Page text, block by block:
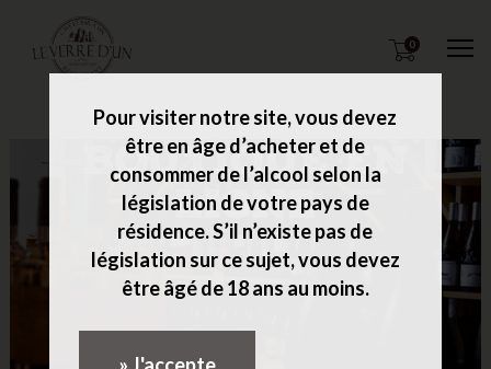
Pour visiter notre site, vous devez
être en âge d’acheter et de
consommer de l’alcool selon la
législation de votre pays de
résidence. S’il n’existe pas de
législation sur ce sujet, vous devez
être âgé de 18 ans au moins.
0
BOUTIQUE EN
LIGNE
Boutiques